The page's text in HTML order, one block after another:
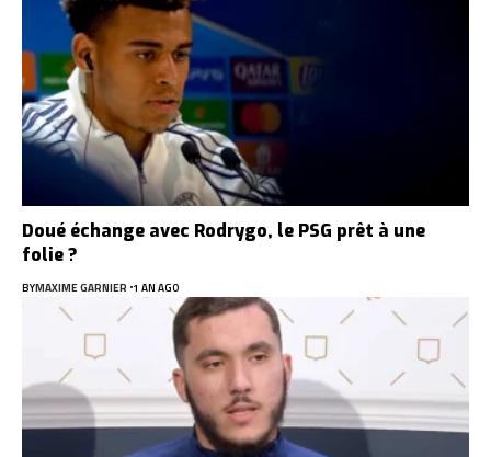
Doué échange avec Rodrygo, le PSG prêt à une
folie ?
BYMAXIME GARNIER 1 AN AGO